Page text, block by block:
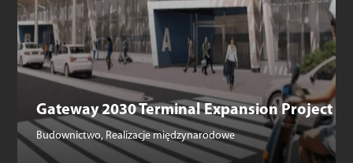
Gateway 2030 Terminal Expansion Project
Budownictwo, Realizacje międzynarodowe